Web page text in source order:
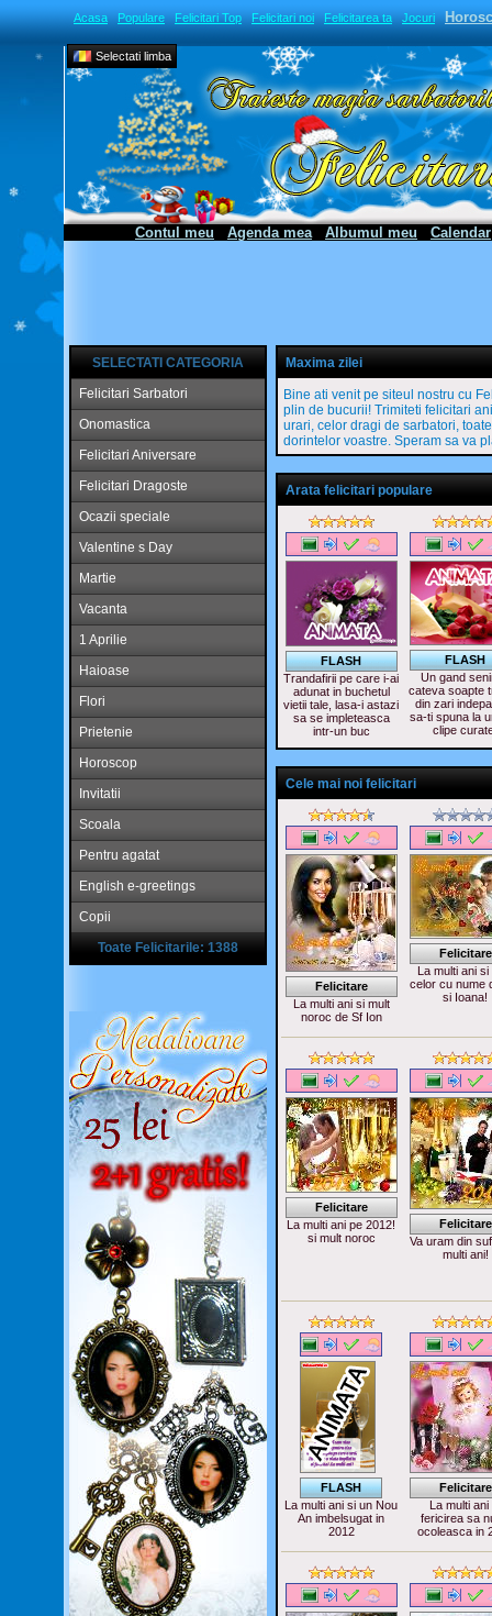
Acasa Populare Felicitari Top Felicitari noi Felicitarea ta Jocuri
Selectati limba
Contul meu Agenda mea Albumul meu Calendar
SELECTATI CATEGORIA
Felicitari Sarbatori
Onomastica
Felicitari Aniversare
Felicitari Dragoste
Ocazii speciale
Valentine s Day
Martie
Vacanta
1 Aprilie
Haioase
Flori
Prietenie
Horoscop
Invitatii
Scoala
Pentru agatat
English e-greetings
Copii
Toate Felicitarile: 1388
Maxima zilei
Bine ati venit pe siteul nostru cu
plin de bucurii! Trimiteti felicitari
urari, celor dragi de sarbatori,
dorintelor voastre. Speram sa va
Arata felicitari populare
FLASH
Trandafirii pe care i-ai
adunat in buchetul
vietii tale, lasa-i astazi
sa se impleteasca
intr-un buc
FLASH
Un gand
cateva soapte
din zari
sa-ti spuna la
clipe
Cele mai noi felicitari
Felicitare
La multi ani si mult
noroc de Sf Ion
Felicitare
La multi ani si
celor cu nume
si Ioana!
Felicitare
La multi ani pe 2012!
si mult noroc
Felicitare
Va uram din
multi ani!
FLASH
La multi ani si un Nou
An imbelsugat in
2012
Felicitare
La multi ani
fericirea sa
ocoleasca in